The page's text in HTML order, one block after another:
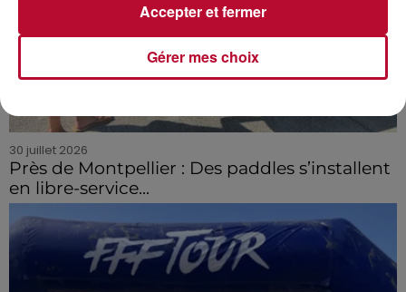
30 juillet 2026
Près de Montpellier : Des paddles s’installent
en libre-service...
Gérer mes choix
Accepter et fermer